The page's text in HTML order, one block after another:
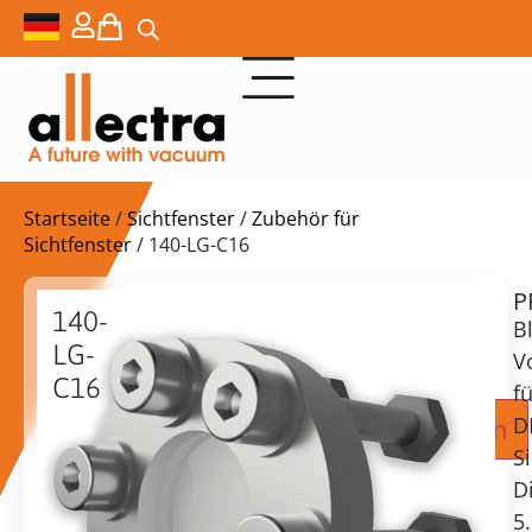
Startseite/Sichtfenster/Zubehör für
Sichtfenster/ 140-LG-C16
140-
LG-
C16
Bleiglas-
Schutzscheibe
für
DN16CF-
Sichtfenster
auf
Anfrage
Zur Angebotsanfrage hinzufügen